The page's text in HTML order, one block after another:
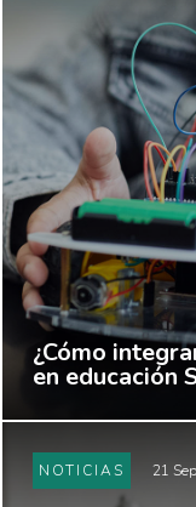
¿Cómo
en educación
NOTICIAS 21